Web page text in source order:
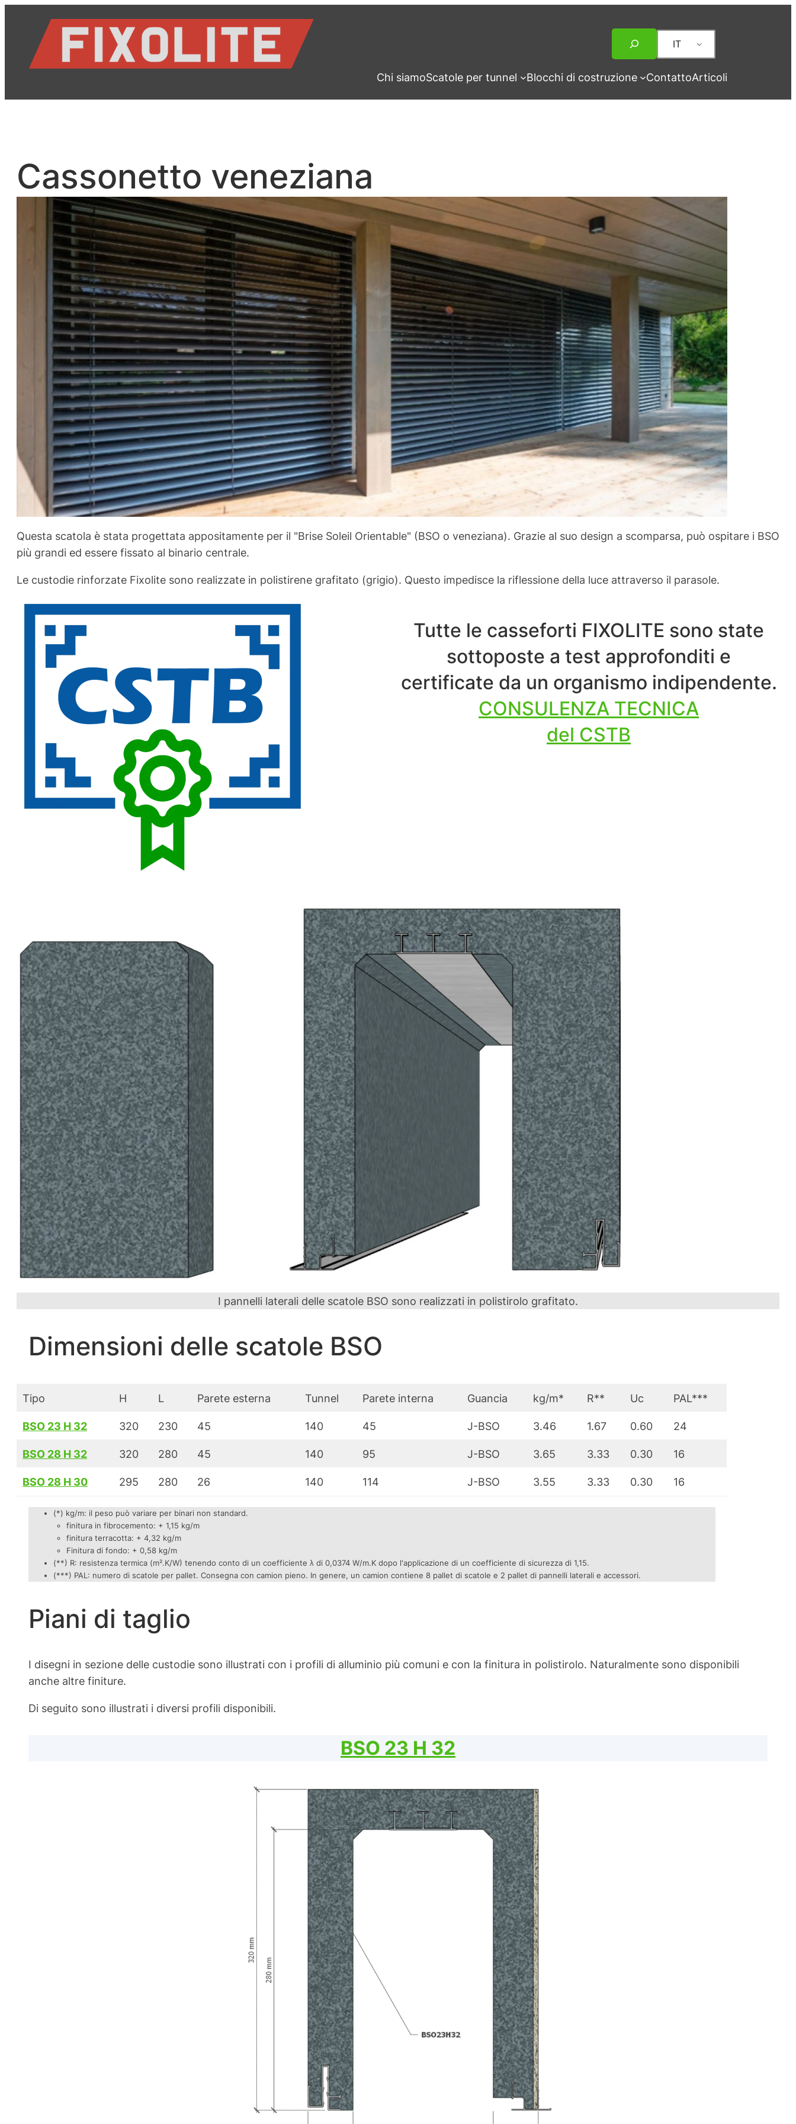
contenuto
IT
Chi siamoScatole per tunnel Blocchi di costruzione ContattoArticoli
Cassonetto veneziana
Questa scatola è stata progettata appositamente per il "Brise Soleil Orientable" (BSO o veneziana). Grazie al suo design a scomparsa, può ospitare i BSO
più grandi ed essere fissato al binario centrale.
Le custodie rinforzate Fixolite sono realizzate in polistirene grafitato (grigio). Questo impedisce la riflessione della luce attraverso il parasole.
Tutte le casseforti FIXOLITE sono state
sottoposte a test approfonditi e
certificate da un organismo indipendente.
CONSULENZA TECNICA
del CSTB
I pannelli laterali delle scatole BSO sono realizzati in polistirolo grafitato.
Dimensioni delle scatole BSO
Tipo H L Parete esterna Tunnel Parete interna Guancia kg/m* R** Uc PAL***
BSO 23 H 32 320 230 45 140 45 J-BSO 3.46 1.67 0.60 24
BSO 28 H 32 320 280 45 140 95 J-BSO 3.65 3.33 0.30 16
BSO 28 H 30 295 280 26 140 114 J-BSO 3.55 3.33 0.30 16
(*) kg/m: il peso può variare per binari non standard.
finitura in fibrocemento: + 1,15 kg/m
finitura terracotta: + 4,32 kg/m
Finitura di fondo: + 0,58 kg/m
(**) R: resistenza termica (m².K/W) tenendo conto di un coefficiente λ di 0,0374 W/m.K dopo l'applicazione di un coefficiente di sicurezza di 1,15.
(***) PAL: numero di scatole per pallet. Consegna con camion pieno. In genere, un camion contiene 8 pallet di scatole e 2 pallet di pannelli laterali e accessori.
Piani di taglio
I disegni in sezione delle custodie sono illustrati con i profili di alluminio più comuni e con la finitura in polistirolo. Naturalmente sono disponibili
anche altre finiture.
Di seguito sono illustrati i diversi profili disponibili.
BSO 23 H 32